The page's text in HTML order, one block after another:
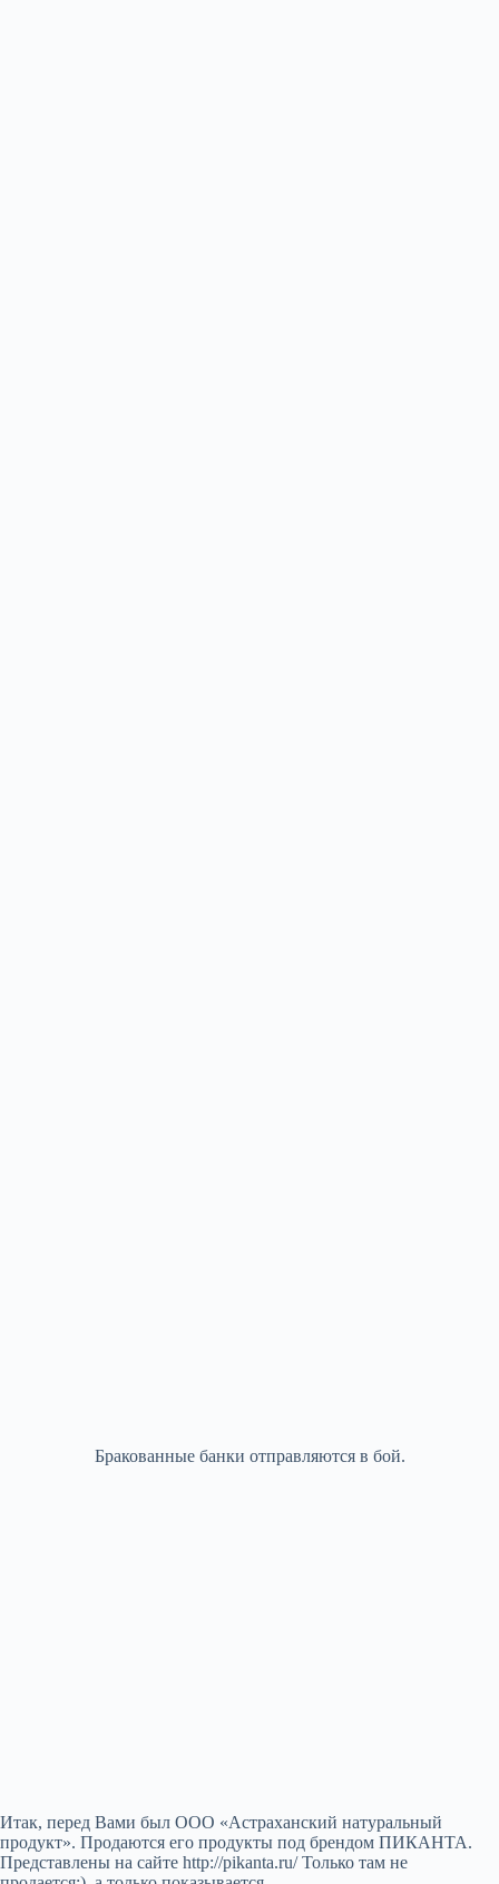
Бракованные банки отправляются в бой.
Итак, перед Вами был ООО «Астраханский натуральный
продукт». Продаются его продукты под брендом ПИКАНТА.
Представлены на сайте http://pikanta.ru/ Только там не